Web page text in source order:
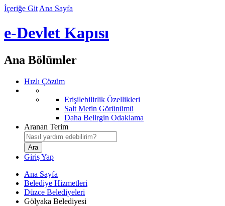
İçeriğe Git Ana Sayfa
e-Devlet Kapısı
Ana Bölümler
Hızlı Çözüm
Erişilebilirlik Özellikleri
Salt Metin Görünümü
Daha Belirgin Odaklama
Aranan Terim
Giriş Yap
Ana Sayfa
Belediye Hizmetleri
Düzce Belediyeleri
Gölyaka Belediyesi